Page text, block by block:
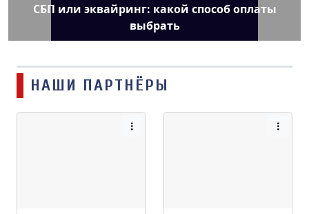
СБП или эквайринг: какой способ оплаты
выбрать
НАШИ ПАРТНЁРЫ